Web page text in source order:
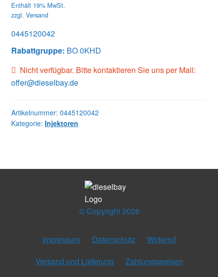
Enthält 19% MwSt.
zzgl. Versand
0445120042
Rabattgruppe: BO 0KHD
Nicht verfügbar. Bitte kontaktieren Sie uns per Mail:
offer@dieselbay.de
Artikelnummer: 0445120042
Kategorie: Injektoren
© Copyright 2026
Impressum Datenschutz
Widerruf
Versand und Lieferung
Zahlungsweisen